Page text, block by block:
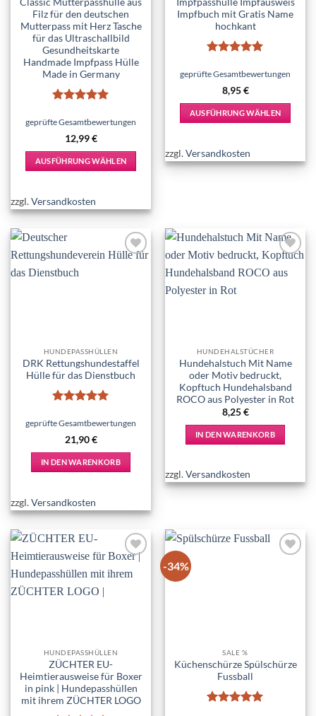
Filz für den deutschen
Mutterpass mit Herz Tasche
für das Ultraschallbild
Gesundheitskarte
Handmade Impfpass Hülle
Made in Germany
mit5von
geprüfte Gesamtbewertungen
12,99€
AUSFÜHRUNG WÄHLEN
weist
auf.
gewählt
werden
zzgl.Versandkosten
Impfbuch mit Gratis Name
hochkant
mit5von
geprüfte Gesamtbewertungen
8,95€
AUSFÜHRUNG WÄHLEN
weist
Optionen
können
der
Produktseite
zzgl.Versandkosten
HUNDEPASSHÜLLEN
DRK Rettungshundestaffel
Hülle für das Dienstbuch
mit5von
geprüfte Gesamtbewertungen
21,90€
IN DEN WARENKORB
zzgl.Versandkosten
Add to
wishlist
HUNDEHALSTÜCHER
Hundehalstuch Mit Name
oder Motiv bedruckt,
Kopftuch Hundehalsband
ROCO aus Polyester in Rot
8,25€
IN DEN WARENKORB
zzgl.Versandkosten
Add to
wishlist
HUNDEPASSHÜLLEN
ZÜCHTER EU-
Heimtierausweise für Boxer
in pink | Hundepasshüllen
mit ihrem ZÜCHTER LOGO
-34%
SALE %
Küchenschürze Spülschürze
Fussball